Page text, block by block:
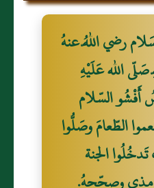
رضي اللّهُ عنهُ
الله عَلَيْهِ
أَفْشُو السّلام
الطّعامَ وصَلُّوا
تَدخُلُوا الجنة
وصحّحهُ.